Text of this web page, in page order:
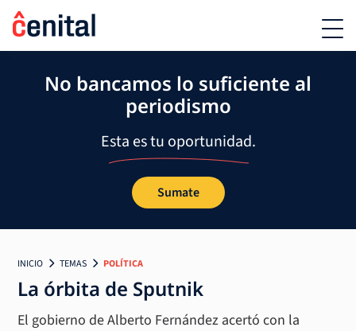
No bancamos lo suficiente al
periodismo
Esta es tu oportunidad.
Sumate
INICIO TEMAS POLÍTICA
La órbita de Sputnik
El gobierno de Alberto Fernández acertó con la